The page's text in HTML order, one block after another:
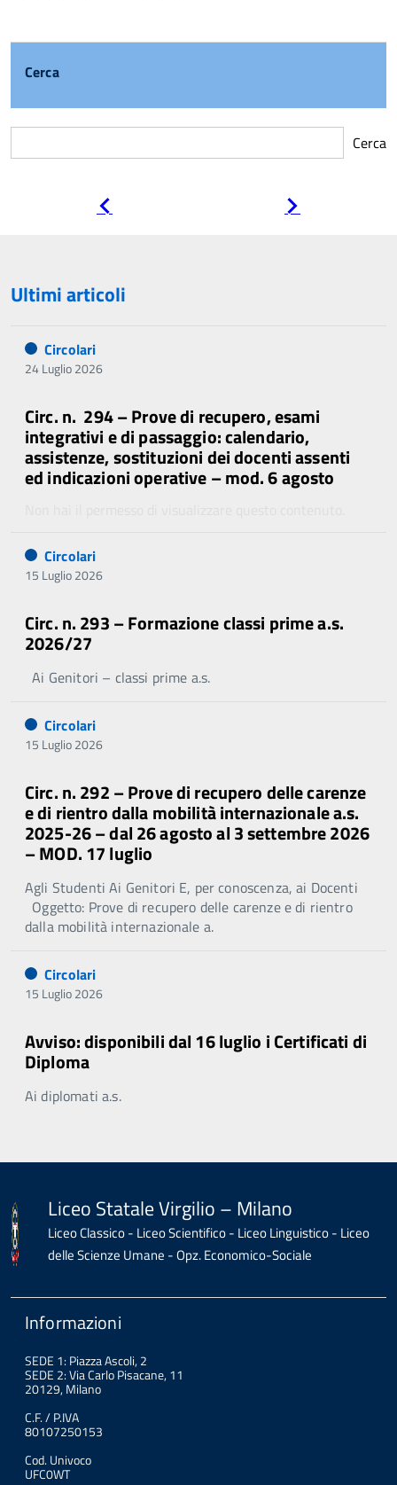
Cerca
Cerca
Ultimi articoli
Circolari
24 Luglio 2026
Circ. n. 294 – Prove di recupero, esami
integrativi e di passaggio: calendario,
assistenze, sostituzioni dei docenti assenti
ed indicazioni operative – mod. 6 agosto
Circolari
15 Luglio 2026
Circ. n. 293 – Formazione classi prime a.s.
2026/27
Ai Genitori – classi prime a.s.
Circolari
15 Luglio 2026
Circ. n. 292 – Prove di recupero delle carenze
e di rientro dalla mobilità internazionale a.s.
2025-26 – dal 26 agosto al 3 settembre 2026
– MOD. 17 luglio
Agli Studenti Ai Genitori E, per conoscenza, ai Docenti
Oggetto: Prove di recupero delle carenze e di rientro
dalla mobilità internazionale a.
Circolari
15 Luglio 2026
Avviso: disponibili dal 16 luglio i Certificati di
Diploma
Ai diplomati a.s.
Liceo Statale Virgilio – Milano
Liceo Classico - Liceo Scientifico - Liceo Linguistico - Liceo
delle Scienze Umane - Opz. Economico-Sociale
Informazioni
SEDE 1: Piazza Ascoli, 2
SEDE 2: Via Carlo Pisacane, 11
20129, Milano
C.F. / P.IVA
80107250153
Cod. Univoco
UFC0WT